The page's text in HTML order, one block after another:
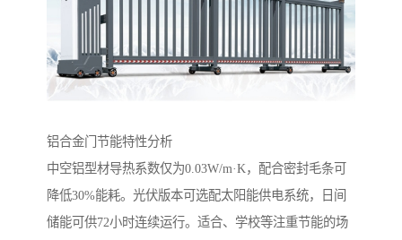
铝合金门节能特性分析‌
中空铝型材导热系数仅为0.03W/m·K，配合密封毛条可
降低30%能耗。光伏版本可选配太阳能供电系统，日间
储能可供72小时连续运行。适合、学校等注重节能的场